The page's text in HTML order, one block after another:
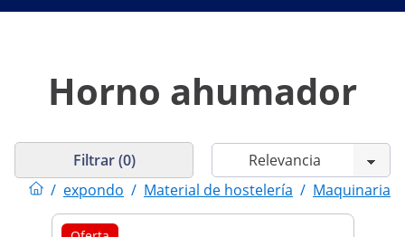
Horno ahumador
/ expondo / Material de hostelería / Maquinaria
Filtrar (0)